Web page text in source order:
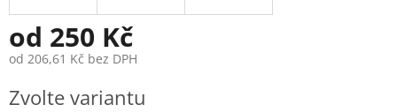
od 250 Kč
od 206,61 Kč bez DPH
cena:
Zvolte variantu